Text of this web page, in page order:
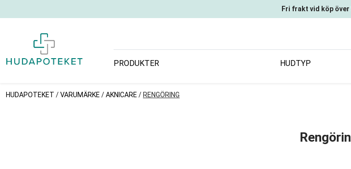
Fri frakt vid köp över
PRODUKTER HUDTYP
HUDAPOTEKET /VARUMÄRKE /AKNICARE / RENGÖRING